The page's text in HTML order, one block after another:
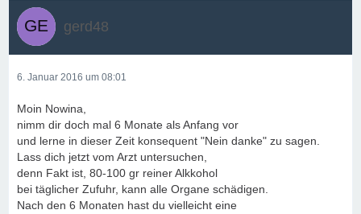
gerd48
6. Januar 2016 um 08:01
Moin Nowina,
nimm dir doch mal 6 Monate als Anfang vor
und lerne in dieser Zeit konsequent "Nein danke" zu sagen.
Lass dich jetzt vom Arzt untersuchen,
denn Fakt ist, 80-100 gr reiner Alkkohol
bei täglicher Zufuhr, kann alle Organe schädigen.
Nach den 6 Monaten hast du vielleicht eine